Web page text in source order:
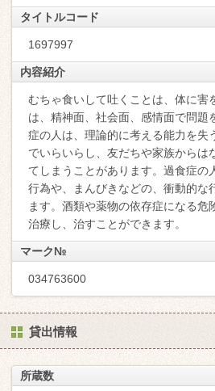
タイトルコード
1697997
内容紹介
むちゃ食いして吐くことは、体に害
は、精神面、社会面、感情面で問題
症の人は、理論的に考える能力を失
でいらいらし、友だちや家族からは
てしまうことがあります。過食症の
行為や、まんびきなどの、衝動的な
ます。酒類や薬物の依存症になる危
治療し、治すことができます。
マーク№
034763600
貸出情報
所蔵数